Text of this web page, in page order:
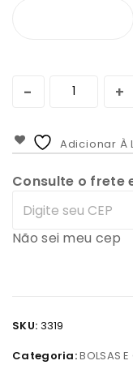
Adicionar À
Consulte o frete
Não sei meu cep
SKU: 3319
Categoria:BOLSAS E